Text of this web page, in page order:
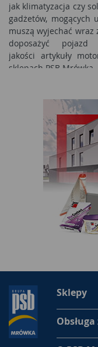
jak klimatyzacja czy
gadżetów, mogących
muszą wyjechać
doposażyć
jakości artykuły
sklepach PSB Mrówka.
W asortymencie
odnaleźć można
kierowcy,
to łatwe i
asortymentu. W
on-line. Gumy
ciśnieniomierze do
niektóre z
oferowane
renomowanych
bezproblemowego
towaru,
auta.
aktywne do mycia
lakieru. Preparaty do
opon sprawią, że
Sklepy